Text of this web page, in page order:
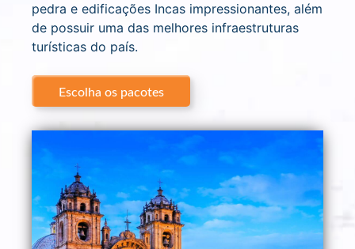
pedra e edificações Incas impressionantes, além
de possuir uma das melhores infraestruturas
turísticas do país.
Escolha os pacotes